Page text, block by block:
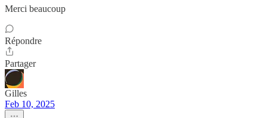
Merci beaucoup
Répondre
Partager
Gilles
Feb 10, 2025